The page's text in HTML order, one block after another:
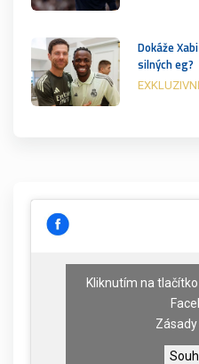
Dokáže
silných eg?
Kliknutím na